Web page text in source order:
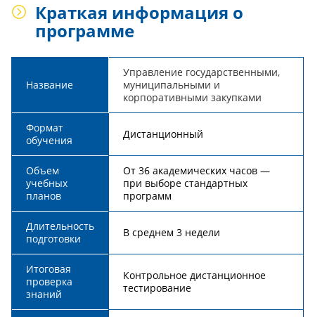
Краткая информация о
программе
Название
Управление государственными,
муниципальными и
корпоративными закупками
Формат
обучения
Дистанционный
Объем
учебных
планов
От 36 академических часов —
при выборе стандартных
программ
Длительность
подготовки
В среднем 3 недели
Итоговая
проверка
знаний
Контрольное дистанционное
тестирование